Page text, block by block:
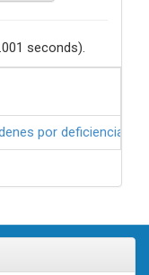
seconds).
por deficiencia